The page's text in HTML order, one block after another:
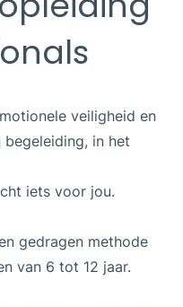
veiligheid en
in het
iets voor jou.
gedragen methode
van 6 tot 12 jaar.